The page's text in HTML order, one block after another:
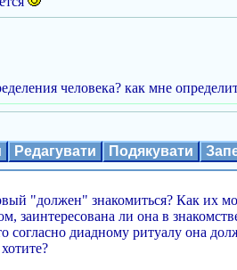
человека? как мне
Редагувати Подякувати
"должен" знакомиться? Как их
заинтересована ли она в
диадному ритуалу она